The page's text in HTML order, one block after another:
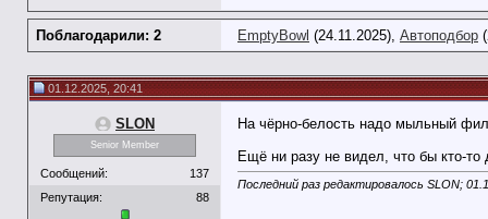
Поблагодарили: 2 EmptyBowl (24.11.2025), Автоподбор
01.12.2025, 20:41
SLON
Senior Member
Сообщений:
137
Репутация:
88
На чёрно-белость надо мыльный
Ещё ни разу не видел, что бы кто-то
Последний раз редактировалось SLON;